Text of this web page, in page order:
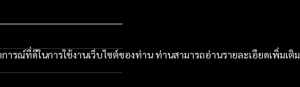
รณ์ที่ดีในการใช้งานเว็บไซต์ของท่าน ท่านสามารถอ่านรายละเอียดเพิ่มเติม